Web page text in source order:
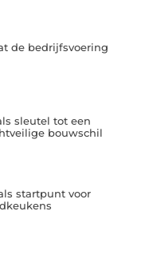
de bedrijfsvoering
sleutel tot een
bouwschil
startpunt voor